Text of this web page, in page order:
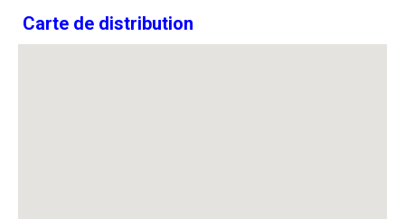
Carte de distribution